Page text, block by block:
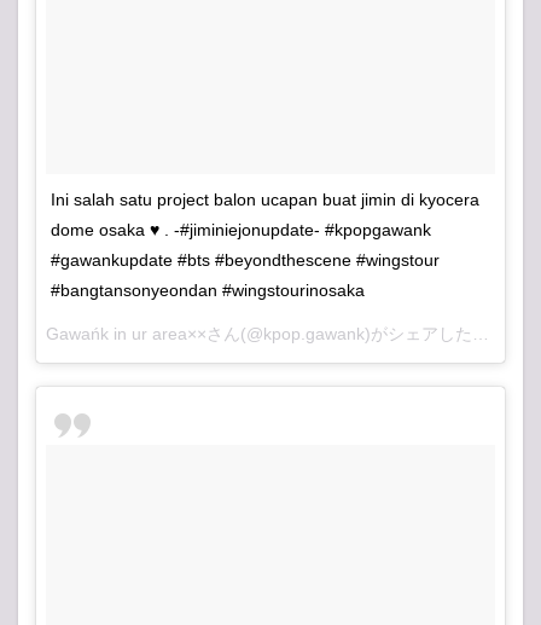
Ini salah satu project balon ucapan buat jimin di kyocera
dome osaka ♥ . -#jiminiejonupdate- #kpopgawank
#gawankupdate #bts #beyondthescene #wingstour
#bangtansonyeondan #wingstourinosaka